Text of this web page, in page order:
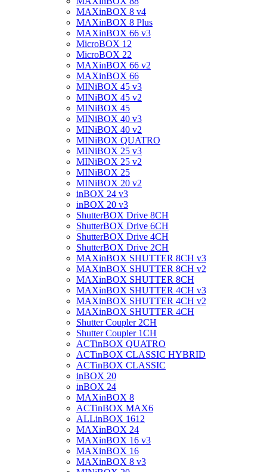
MAXinBOX 8 v4
MAXinBOX 8 Plus
MAXinBOX 66 v3
MicroBOX 12
MicroBOX 22
MAXinBOX 66 v2
MAXinBOX 66
MINiBOX 45 v3
MINiBOX 45 v2
MINiBOX 45
MINiBOX 40 v3
MINiBOX 40 v2
MINiBOX QUATRO
MINiBOX 25 v3
MINiBOX 25 v2
MINiBOX 25
MINiBOX 20 v2
inBOX 24 v3
inBOX 20 v3
ShutterBOX Drive 8CH
ShutterBOX Drive 6CH
ShutterBOX Drive 4CH
ShutterBOX Drive 2CH
MAXinBOX SHUTTER 8CH v3
MAXinBOX SHUTTER 8CH v2
MAXinBOX SHUTTER 8CH
MAXinBOX SHUTTER 4CH v3
MAXinBOX SHUTTER 4CH v2
MAXinBOX SHUTTER 4CH
Shutter Coupler 2CH
Shutter Coupler 1CH
ACTinBOX QUATRO
ACTinBOX CLASSIC HYBRID
ACTinBOX CLASSIC
inBOX 20
inBOX 24
MAXinBOX 8
ACTinBOX MAX6
ALLinBOX 1612
MAXinBOX 24
MAXinBOX 16 v3
MAXinBOX 16
MAXinBOX 8 v3